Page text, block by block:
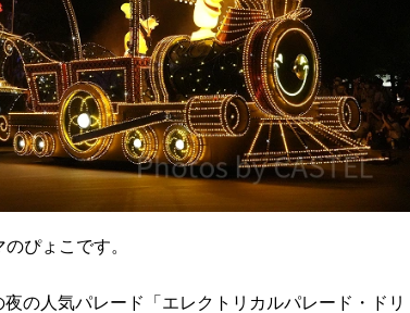
ぴょこです。
の人気パレード「エレクトリカルパレード・ドリ